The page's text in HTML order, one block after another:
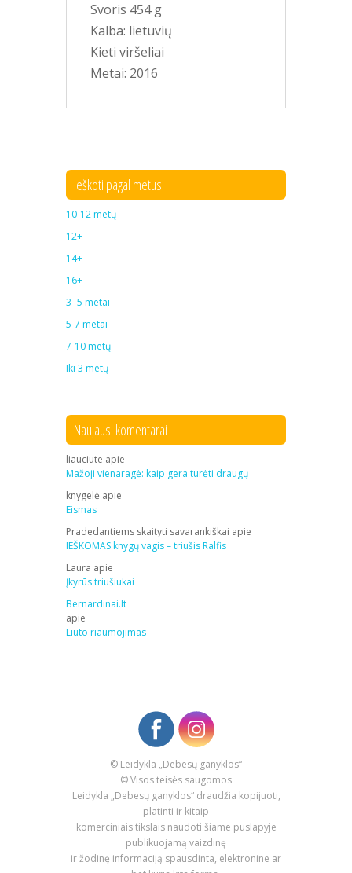
Svoris 454 g
Kalba: lietuvių
Kieti viršeliai
Metai: 2016
Ieškoti pagal metus
10-12 metų
12+
14+
16+
3 -5 metai
5-7 metai
7-10 metų
Iki 3 metų
Naujausi komentarai
liauciute apie
Mažoji vienaragė: kaip gera turėti draugų
knygelė apie
Eismas
Pradedantiems skaityti savarankiškai apie
IEŠKOMAS knygų vagis – triušis Ralfis
Laura apie
Įkyrūs triušiukai
Bernardinai.lt
apie
Liūto riaumojimas
© Leidykla „Debesų ganyklos“
© Visos teisės saugomos
Leidykla „Debesų ganyklos“ draudžia kopijuoti,
platinti ir kitaip
komerciniais tikslais naudoti šiame puslapyje
publikuojamą vaizdinę
ir žodinę informaciją spausdinta, elektronine ar